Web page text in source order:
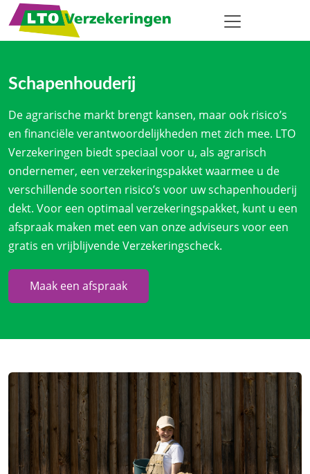
Schapenhouderij
De agrarische markt brengt kansen, maar ook risico’s
en financiële verantwoordelijkheden met zich mee. LTO
Verzekeringen biedt speciaal voor u, als agrarisch
ondernemer, een verzekeringspakket waarmee u de
verschillende soorten risico’s voor uw schapenhouderij
dekt. Voor een optimaal verzekeringspakket, kunt u een
afspraak maken met een van onze adviseurs voor een
gratis en vrijblijvende Verzekeringscheck.
Maak een afspraak